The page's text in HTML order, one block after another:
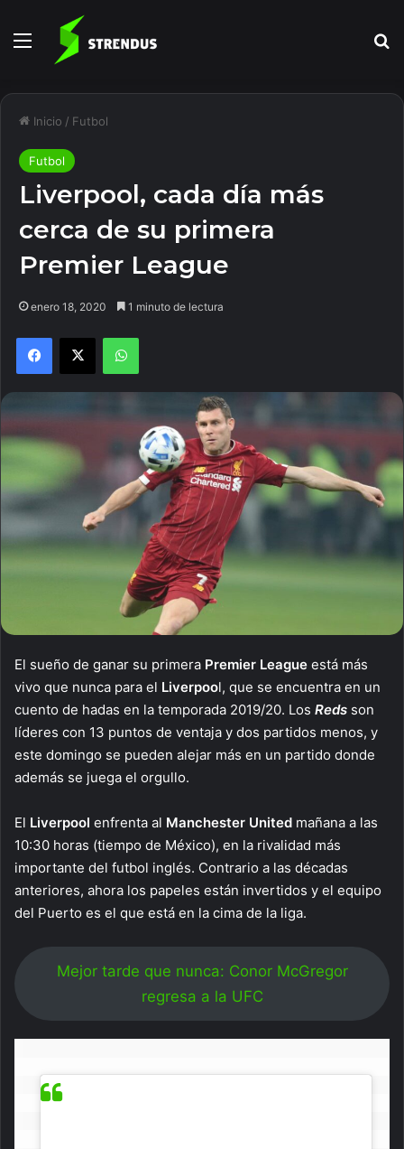
Menú
Inicio / Futbol
Futbol
Liverpool, cada día más
cerca de su primera
Premier League
enero 18, 2020 1 minuto de lectura
Facebook
X WhatsApp
El sueño de ganar su primera Premier League está más
vivo que nunca para el Liverpool, que se encuentra en un
cuento de hadas en la temporada 2019/20. Los Reds son
líderes con 13 puntos de ventaja y dos partidos menos, y
este domingo se pueden alejar más en un partido donde
además se juega el orgullo.
El Liverpool enfrenta al Manchester United mañana a las
10:30 horas (tiempo de México), en la rivalidad más
importante del futbol inglés. Contrario a las décadas
anteriores, ahora los papeles están invertidos y el equipo
del Puerto es el que está en la cima de la liga.
Mejor tarde que nunca: Conor McGregor
regresa a la UFC